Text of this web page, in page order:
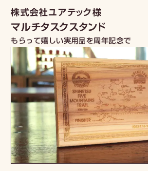
株式会社ユアテック様
マルチタスクスタンド
もらって嬉しい実用品を周年記念で